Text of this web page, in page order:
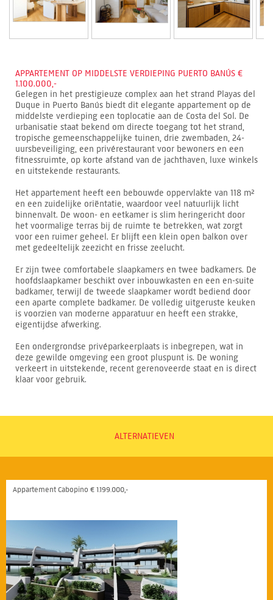
APPARTEMENT OP MIDDELSTE VERDIEPING PUERTO BANÚS €
1.100.000,-
Gelegen in het prestigieuze complex aan het strand Playas del
Duque in Puerto Banús biedt dit elegante appartement op de
middelste verdieping een toplocatie aan de Costa del Sol. De
urbanisatie staat bekend om directe toegang tot het strand,
tropische gemeenschappelijke tuinen, drie zwembaden, 24-
uursbeveiliging, een privérestaurant voor bewoners en een
fitnessruimte, op korte afstand van de jachthaven, luxe winkels
en uitstekende restaurants.
Het appartement heeft een bebouwde oppervlakte van 118 m²
en een zuidelijke oriëntatie, waardoor veel natuurlijk licht
binnenvalt. De woon- en eetkamer is slim heringericht door
het voormalige terras bij de ruimte te betrekken, wat zorgt
voor een ruimer geheel. Er blijft een klein open balkon over
met gedeeltelijk zeezicht en frisse zeelucht.
Er zijn twee comfortabele slaapkamers en twee badkamers. De
hoofdslaapkamer beschikt over inbouwkasten en een en-suite
badkamer, terwijl de tweede slaapkamer wordt bediend door
een aparte complete badkamer. De volledig uitgeruste keuken
is voorzien van moderne apparatuur en heeft een strakke,
eigentijdse afwerking.
Een ondergrondse privéparkeerplaats is inbegrepen, wat in
deze gewilde omgeving een groot pluspunt is. De woning
verkeert in uitstekende, recent gerenoveerde staat en is direct
klaar voor gebruik.
ALTERNATIEVEN
Appartement Cabopino € 1.199.000,-